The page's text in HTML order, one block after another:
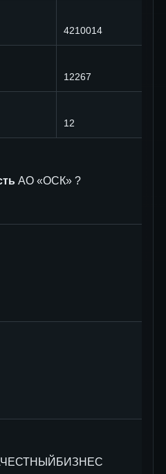
4210014
12267
12
АО «ОСК» ?